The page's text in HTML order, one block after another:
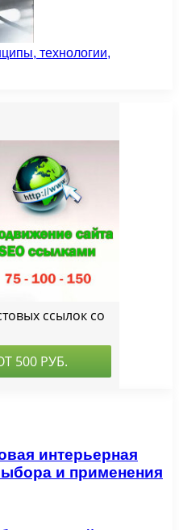
технологии,
интерьерная
и применения